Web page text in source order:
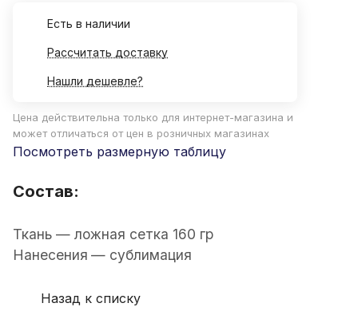
Есть в наличии
Рассчитать доставку
Нашли дешевле?
Цена действительна только для интернет-магазина и
может отличаться от цен в розничных магазинах
Посмотреть размерную таблицу
Состав:
Ткань — ложная сетка 160 гр
Нанесения — сублимация
Назад к списку